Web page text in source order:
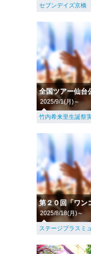
セブンデイズ京橋
全国ツアー仙台
2025/9/1(月)～
竹内希来里生誕祭
第２０回「ワン
2025/8/18(月)～
ステージプラスミ